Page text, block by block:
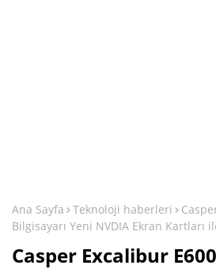
Ana Sayfa Teknoloji haberleri
Bilgisayarı Yeni NVDIA Ekran Kartları
Casper Excalibur